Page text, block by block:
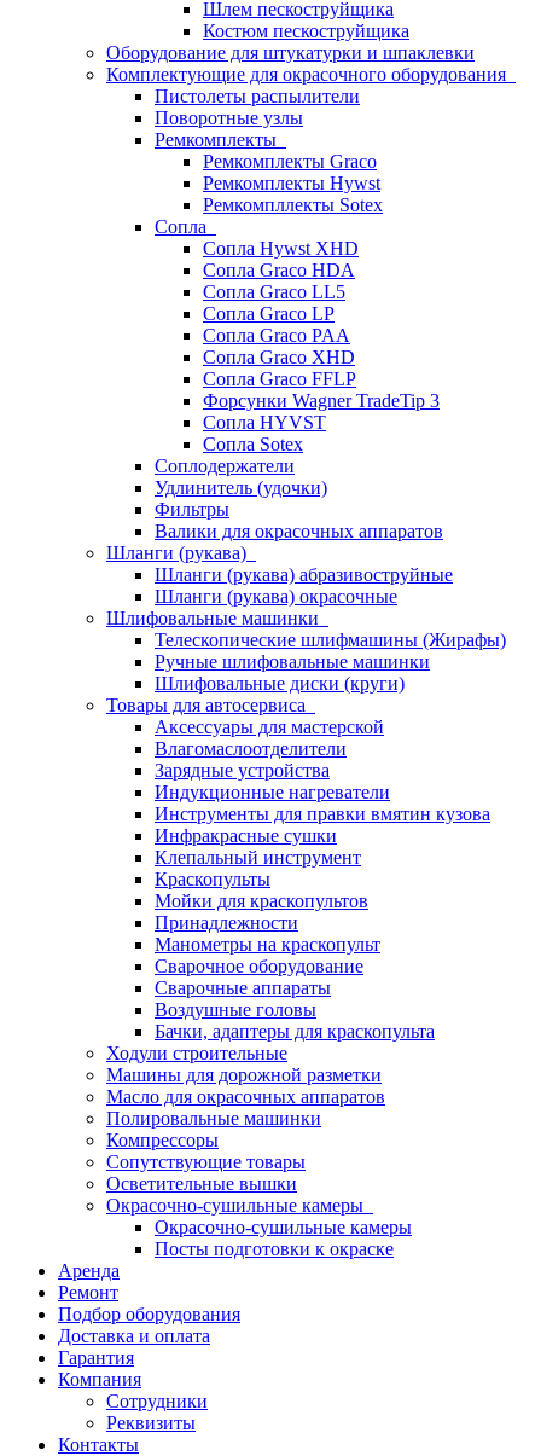
Шлем пескоструйщика
Костюм пескоструйщика
Оборудование для штукатурки и шпаклевки
Комплектующие для окрасочного оборудования
Пистолеты распылители
Поворотные узлы
Ремкомплекты
Ремкомплекты Graco
Ремкомплекты Hywst
Ремкомпллекты Sotex
Сопла
Сопла Hywst XHD
Сопла Graco HDA
Сопла Graco LL5
Сопла Graco LP
Сопла Graco PAA
Сопла Graco XHD
Сопла Graco FFLP
Форсунки Wagner TradeTip 3
Сопла HYVST
Сопла Sotex
Соплодержатели
Удлинитель (удочки)
Фильтры
Валики для окрасочных аппаратов
Шланги (рукава)
Шланги (рукава) абразивоструйные
Шланги (рукава) окрасочные
Шлифовальные машинки
Телескопические шлифмашины (Жирафы)
Ручные шлифовальные машинки
Шлифовальные диски (круги)
Товары для автосервиса
Аксессуары для мастерской
Влагомаслоотделители
Зарядные устройства
Индукционные нагреватели
Инструменты для правки вмятин кузова
Инфракрасные сушки
Клепальный инструмент
Краскопульты
Мойки для краскопультов
Принадлежности
Манометры на краскопульт
Сварочное оборудование
Сварочные аппараты
Воздушные головы
Бачки, адаптеры для краскопульта
Ходули строительные
Машины для дорожной разметки
Масло для окрасочных аппаратов
Полировальные машинки
Компрессоры
Сопутствующие товары
Осветительные вышки
Окрасочно-сушильные камеры
Окрасочно-сушильные камеры
Посты подготовки к окраске
Аренда
Ремонт
Подбор оборудования
Доставка и оплата
Гарантия
Компания
Сотрудники
Реквизиты
Контакты